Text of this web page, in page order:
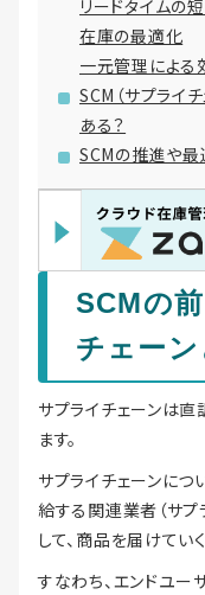
リードタイムの
在庫の最適化
一元管理による
SCM（サプライ
ある？
SCMの推進や
SCMの
チェーン
サプライチェーンは直
ます。
サプライチェーンに
給する関連業者（サプ
して、商品を届けてい
すなわち、エンドユ